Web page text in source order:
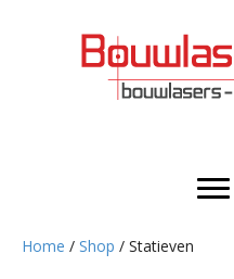
Home / Shop / Statieven